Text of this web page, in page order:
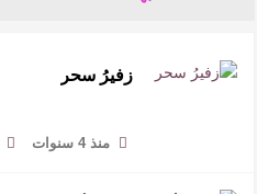
زفيرُ سحر
منذ 4 سنوات